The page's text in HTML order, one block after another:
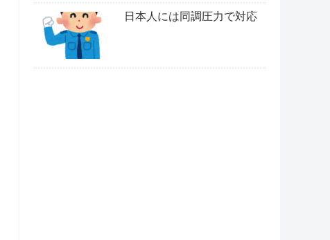
日本人には同調圧力で対応